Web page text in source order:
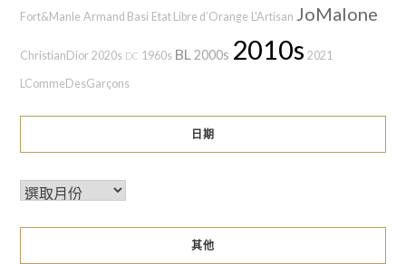
Fort&Manle Armand Basi Etat Libre d’Orange L'Artisan JoMalone
ChristianDior 2020s DC 1960s BL 2000s 2010s 2021
LCommeDesGarçons
日期
其他